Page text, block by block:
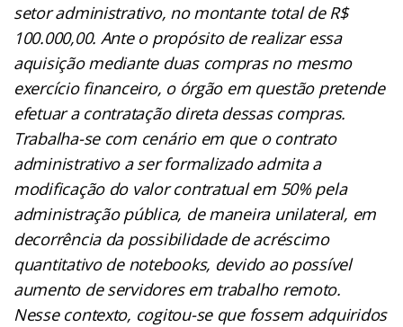
setor administrativo, no montante total de R$
100.000,00. Ante o propósito de realizar essa
aquisição mediante duas compras no mesmo
exercício financeiro, o órgão em questão pretende
efetuar a contratação direta dessas compras.
Trabalha-se com cenário em que o contrato
administrativo a ser formalizado admita a
modificação do valor contratual em 50% pela
administração pública, de maneira unilateral, em
decorrência da possibilidade de acréscimo
quantitativo de notebooks, devido ao possível
aumento de servidores em trabalho remoto.
Nesse contexto, cogitou-se que fossem adquiridos